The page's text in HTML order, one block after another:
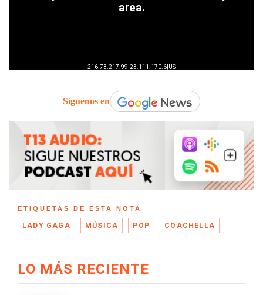
Síguenos en
ETIQUETAS DE ESTA NOTA
LADY GAGA MÚSICA POP COACHELLA
LO MÁS RECIENTE